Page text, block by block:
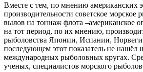
Вместе с тем, по мнению американских
производительности советское морское
вылов на тоннаж флота –американское
на тот период, по их мнению,
рыболовства Японии, Испании,
последующем этот показатель не нашёл
международных рыболовных кругах.
ученых, специалистов морского